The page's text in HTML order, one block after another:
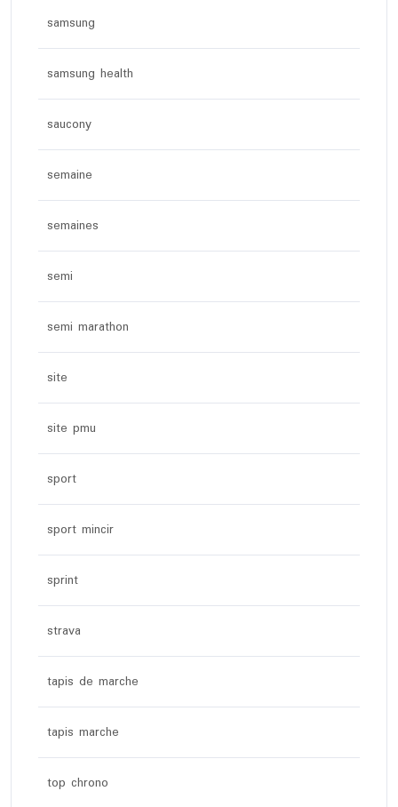
samsung
samsung health
saucony
semaine
semaines
semi
semi marathon
site
site pmu
sport
sport mincir
sprint
strava
tapis de marche
tapis marche
top chrono